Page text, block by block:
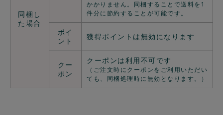
同梱し
た場合
かかりません。同梱することで送料を1
件分に節約することが可能です。
ポイ
ント
獲得ポイントは無効になります
クー
ポン
クーポンは利用不可です
（ご注文時にクーポンをご利用いただい
ても、同梱処理時に無効となります。）